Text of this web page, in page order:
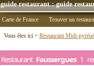
guide restaurant : guide
Carte de France Trouver un
Vous êtes ici > Restaurant Midi-
Restaurant Faussergues1